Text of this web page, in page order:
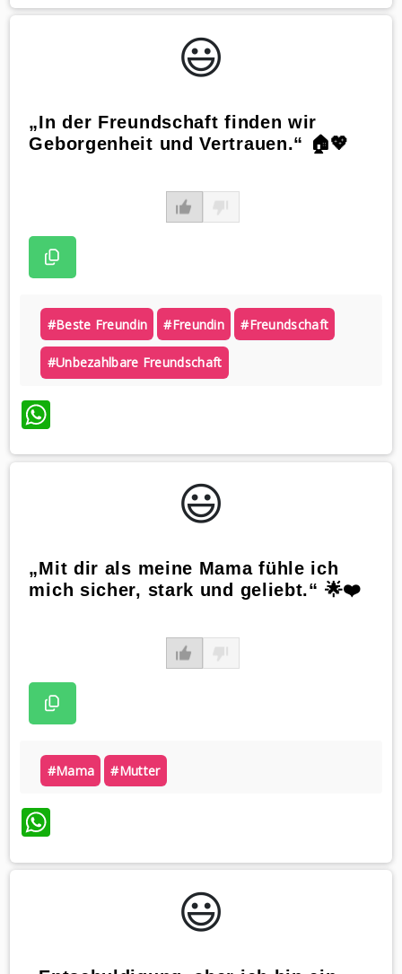
😃️
„In der Freundschaft finden wir
Geborgenheit und Vertrauen.“ 🏠💖
#beste Freundin #freundin #freundschaft
#unbezahlbare Freundschaft
WhatsApp
😃️
„Mit dir als meine Mama fühle ich
mich sicher, stark und geliebt.“ 🌟❤️
#mama #mutter
WhatsApp
😃️